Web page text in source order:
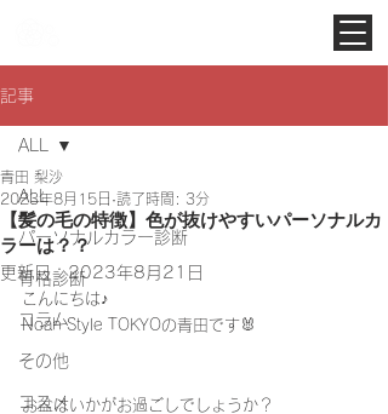
記事
ALL
パーソナルカラー診断
骨格診断
コラム
その他
コスメ
ALL
【髪の毛の特徴】色が抜けやすいパーソナルカ
ラーは？？
青田 梨沙
2023年8月15日 読了時間: 3分
更新日：2023年8月21日
こんにちは♪
Noah Style TOKYOの青田です🐰
お盆はいかがお過ごしでしょうか？